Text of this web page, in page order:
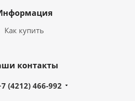
Как купить
контакты
(4212) 466-992